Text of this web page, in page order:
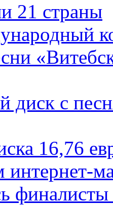
21 страны
диск с
16,76